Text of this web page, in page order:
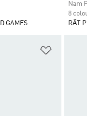
GAMES
Nam
8
RẤT